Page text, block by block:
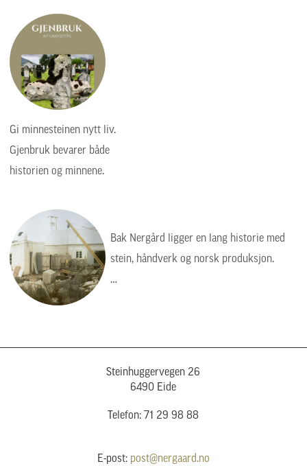
Gi minnesteinen nytt liv.
Gjenbruk bevarer både
historien og minnene.
Bak Nergård ligger en lang historie med
stein, håndverk og norsk produksjon.
Steinhuggervegen 26
6490 Eide
Telefon: 71 29 98 88
E-post: post@nergaard.no